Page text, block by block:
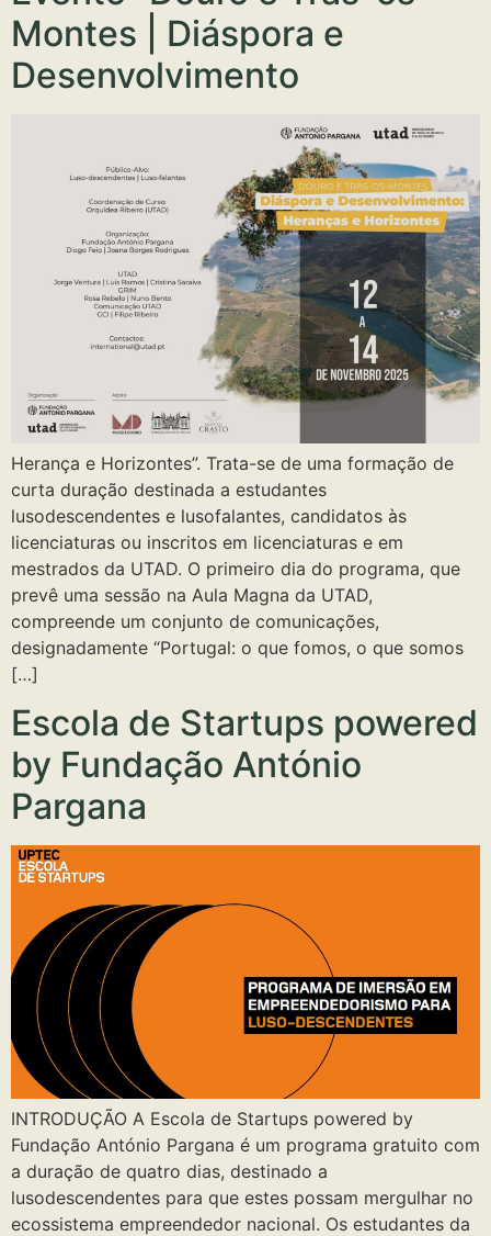
Montes | Diáspora e
Desenvolvimento
Herança e Horizontes”. Trata-se de uma formação de
curta duração destinada a estudantes
lusodescendentes e lusofalantes, candidatos às
licenciaturas ou inscritos em licenciaturas e em
mestrados da UTAD. O primeiro dia do programa, que
prevê uma sessão na Aula Magna da UTAD,
compreende um conjunto de comunicações,
designadamente “Portugal: o que fomos, o que somos
[…]
Escola de Startups powered
by Fundação António
Pargana
INTRODUÇÃO A Escola de Startups powered by
Fundação António Pargana é um programa gratuito com
a duração de quatro dias, destinado a
lusodescendentes para que estes possam mergulhar no
ecossistema empreendedor nacional. Os estudantes da